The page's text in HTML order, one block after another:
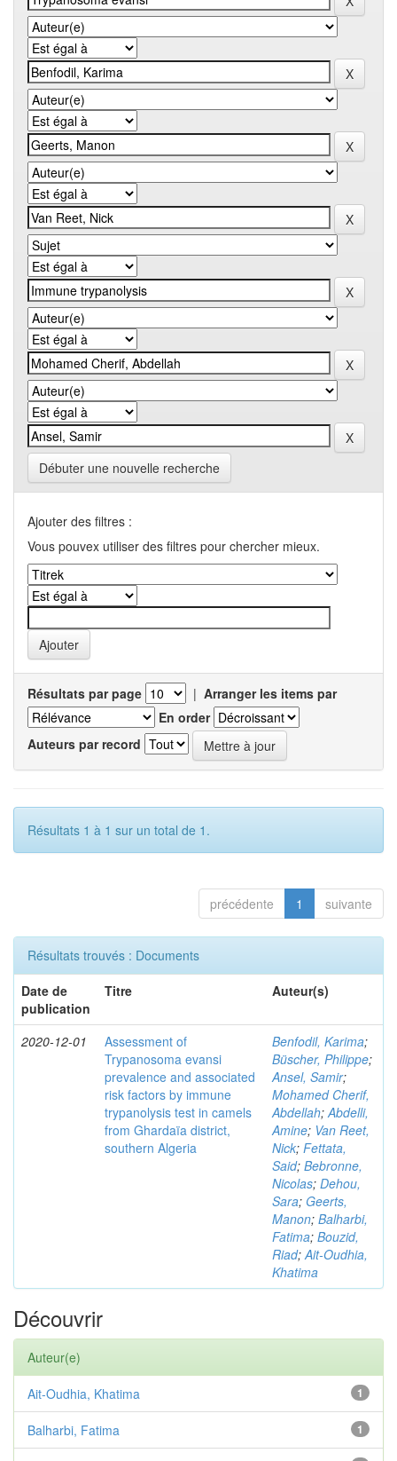
Débuter une nouvelle recherche
Ajouter des filtres :
Vous pouvex utiliser des filtres pour chercher mieux.
Résultats par page | Arranger les items par
En order
Auteurs par record
Résultats 1 à 1 sur un total de 1.
précédente 1 suivante
Résultats trouvés : Documents
Date de
publication
Titre Auteur(s)
2020-12-01
Assessment of
Trypanosoma evansi
prevalence and associated
risk factors by immune
trypanolysis test in camels
from Ghardaïa district,
southern Algeria
Benfodil, Karima;
Büscher, Philippe;
Ansel, Samir;
Mohamed Cherif,
Abdellah;Abdelli,
Amine; Van Reet,
Nick; Fettata,
Said; Bebronne,
Nicolas; Dehou,
Sara; Geerts,
Manon; Balharbi,
Fatima; Bouzid,
Riad;Ait-Oudhia,
Khatima
Découvrir
Auteur(e)
1
Ait-Oudhia, Khatima
1
Balharbi, Fatima